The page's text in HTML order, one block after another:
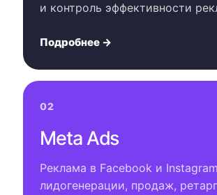
и контроль эффективности
Подробнее →
02
Meta Ads
Реклама в Facebook и
лидогенерации, продаж,